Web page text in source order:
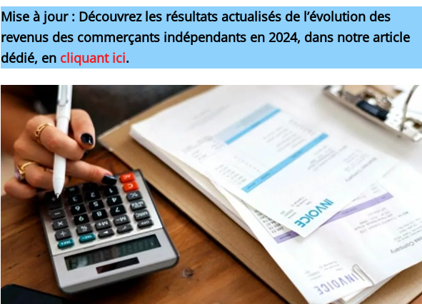
Mise à jour : Découvrez les résultats actualisés de l’évolution des
revenus des commerçants indépendants en 2024, dans notre article
dédié, en cliquant ici.